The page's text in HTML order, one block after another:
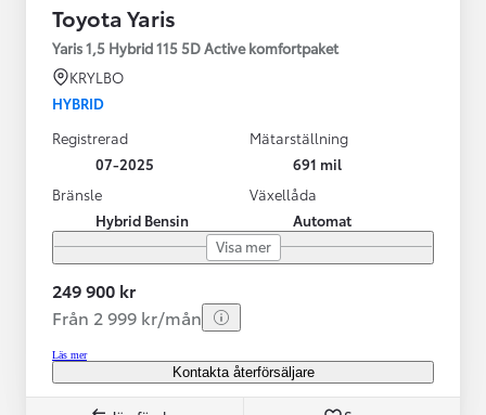
Toyota Yaris
Yaris 1,5 Hybrid 115 5D Active komfortpaket
KRYLBO
HYBRID
Registrerad
07-2025
Mätarställning
691 mil
Bränsle
Hybrid Bensin
Växellåda
Automat
Visa mer
249 900 kr
Från 2 999 kr/mån
Läs mer
Kontakta återförsäljare